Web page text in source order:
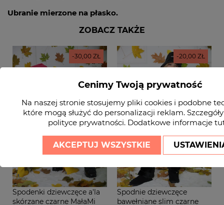
ZOBACZ TAKŻE
Spodenki dziewczęce a'la
skórzane czarne MałaMi
-30,00 ZŁ
Spodnie dziewczęce
bawełniane slim czarne
-20,00 ZŁ
Ubranie mierzone na płasko.
Cenimy Twoją prywatność
Na naszej stronie stosujemy pliki cookies i podobne
które mogą służyć do personalizacji reklam.
polityce prywatności. Dodatkowe informacje
AKCEPTUJ WSZYSTKIE